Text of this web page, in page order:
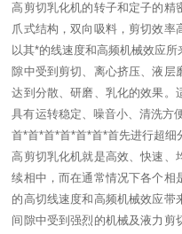
高剪切乳化机的转子和定子的精
爪式结构，双向吸料，剪切效率
以其*的线速度和高频机械效应
隙中受到剪切、离心挤压、液层
达到分散、研磨、乳化的效果。
具有运转稳定、噪音小、清洗方
首*首*首*首*首*首*首先进行超细
高剪切乳化机就是高效、快速、
续相中，而在通常情况下各个相
的高切线速度和高频机械效应带
间隙中受到强烈的机械及液力剪